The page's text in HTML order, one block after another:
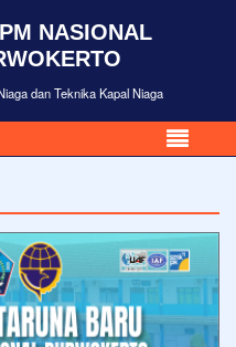
NASIONAL
dan Teknika Kapal Niaga